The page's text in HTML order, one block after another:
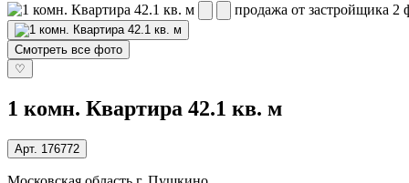
продажа от застройщика 2
Смотреть все фото
♡
1 комн. Квартира 42.1 кв. м
Арт. 176772